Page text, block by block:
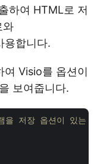
하여 HTML로 저
와
용합니다.
Visio를 옵션이
보여줍니다.
저장 옵션이 있는